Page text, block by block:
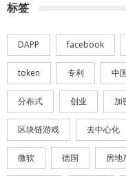
标签
DAPP facebook
token 专利 中
分布式 创业 加
区块链游戏 去中心化
微软 德国 房地